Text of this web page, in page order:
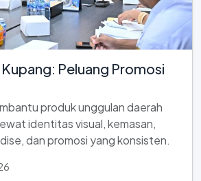
Peluang Promosi
produk unggulan daerah
identitas visual, kemasan,
dan promosi yang konsisten.